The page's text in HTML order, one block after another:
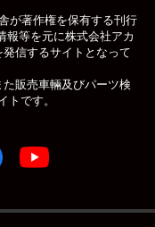
が著作権を保有する刊行
報等を元に株式会社アカ
信するサイトとなって
販売車輛及びパーツ検
トです。